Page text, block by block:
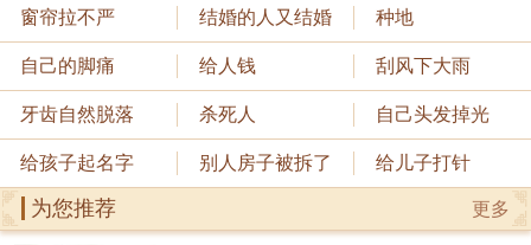
窗帘拉不严 结婚的人又结婚 种地
自己的脚痛 给人钱 刮风下大雨
牙齿自然脱落 杀死人 自己头发掉光
给孩子起名字 别人房子被拆了 给儿子打针
更多
为您推荐